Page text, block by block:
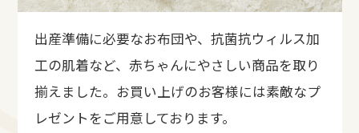
出産準備に必要なお布団や、抗菌抗ウィルス加
工の肌着など、赤ちゃんにやさしい商品を取り
揃えました。お買い上げのお客様には素敵なプ
レゼントをご用意しております。